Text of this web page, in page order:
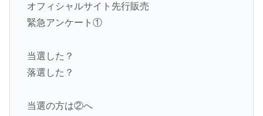
オフィシャルサイト先行販売
緊急アンケート①
当選した？
落選した？
当選の方は②へ